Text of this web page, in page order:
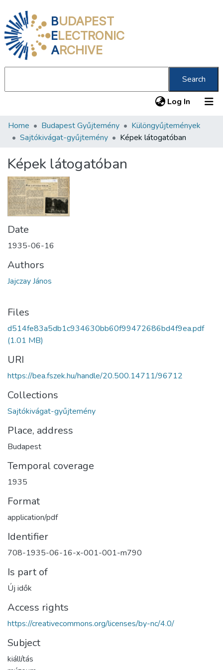
BUDAPEST
ELECTRONIC
ARCHIVE
Search
Log In (current)
Communities & Collections
Statistics
About us
Home Budapest Gyűjtemény
Különgyűjtemények
Sajtókivágat-gyűjtemény
Képek látogatóban
Képek látogatóban
Date
1935-06-16
Authors
Jajczay János
Files
d514fe83a5db1c934630bb60f99472686bd4f9ea.pdf
(1.01 MB)
URI
https://bea.fszek.hu/handle/20.500.14711/96712
Collections
Sajtókivágat-gyűjtemény
Place, address
Budapest
Temporal coverage
1935
Format
application/pdf
Identifier
708-1935-06-16-x-001-001-m790
Is part of
Új idők
Access rights
https://creativecommons.org/licenses/by-nc/4.0/
Subject
kiállítás